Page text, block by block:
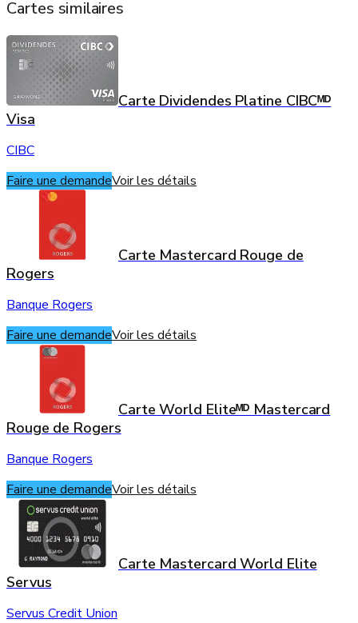
Cartes similaires
Carte Dividendes Platine CIBCᴹᴰ
Visa
CIBC
Faire une demandeVoir les détails
Carte Mastercard Rouge de
Rogers
Banque Rogers
Faire une demandeVoir les détails
Carte World Eliteᴹᴰ Mastercard
Rouge de Rogers
Banque Rogers
Faire une demandeVoir les détails
Carte Mastercard World Elite
Servus
Servus Credit Union